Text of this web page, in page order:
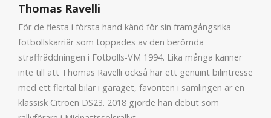
Thomas Ravelli
För de flesta i första hand känd för sin framgångsrika
fotbollskarriär som toppades av den berömda
straffräddningen i Fotbolls-VM 1994. Lika många känner
inte till att Thomas Ravelli också har ett genuint bilintresse
med ett flertal bilar i garaget, favoriten i samlingen är en
klassisk Citroën DS23. 2018 gjorde han debut som